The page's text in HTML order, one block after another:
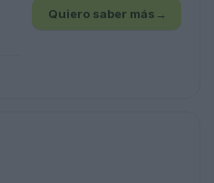
Quiero saber más →